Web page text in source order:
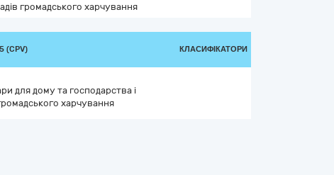
громадського харчування
(CPV) КЛАСИФІКАТОРИ
для дому та господарства і
харчування